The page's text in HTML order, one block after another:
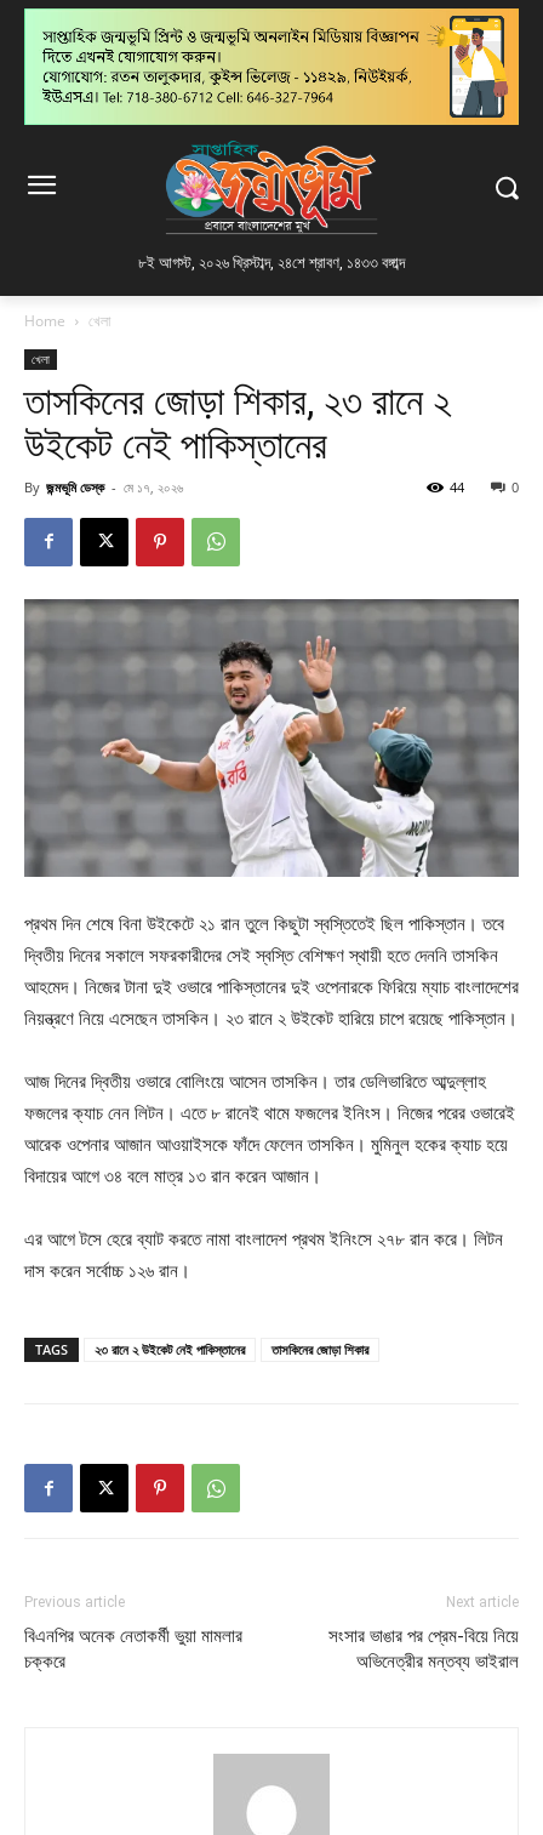
৮ই আগস্ট, ২০২৬ খ্রিস্টাব্দ, ২৪শে শ্রাবণ, ১৪৩৩ বঙ্গাব্দ
Home খেলা
খেলা
তাসকিনের জোড়া শিকার, ২৩ রানে ২
উইকেট নেই পাকিস্তানের
By জন্মভূমি ডেস্ক - মে ১৭, ২০২৬ 0
44
প্রথম দিন শেষে বিনা উইকেটে ২১ রান তুলে কিছুটা স্বস্তিতেই ছিল পাকিস্তান। তবে
দ্বিতীয় দিনের সকালে সফরকারীদের সেই স্বস্তি বেশিক্ষণ স্থায়ী হতে দেননি তাসকিন
আহমেদ। নিজের টানা দুই ওভারে পাকিস্তানের দুই ওপেনারকে ফিরিয়ে ম্যাচ বাংলাদেশের
নিয়ন্ত্রণে নিয়ে এসেছেন তাসকিন। ২৩ রানে ২ উইকেট হারিয়ে চাপে রয়েছে পাকিস্তান।
আজ দিনের দ্বিতীয় ওভারে বোলিংয়ে আসেন তাসকিন। তার ডেলিভারিতে আব্দুল্লাহ
ফজলের ক্যাচ নেন লিটন। এতে ৮ রানেই থামে ফজলের ইনিংস। নিজের পরের ওভারেই
আরেক ওপেনার আজান আওয়াইসকে ফাঁদে ফেলেন তাসকিন। মুমিনুল হকের ক্যাচ হয়ে
বিদায়ের আগে ৩৪ বলে মাত্র ১৩ রান করেন আজান।
এর আগে টসে হেরে ব্যাট করতে নামা বাংলাদেশ প্রথম ইনিংসে ২৭৮ রান করে। লিটন
দাস করেন সর্বোচ্চ ১২৬ রান।
TAGS ২৩ রানে ২ উইকেট নেই পাকিস্তানের তাসকিনের জোড়া শিকার
Previous article
বিএনপির অনেক নেতাকর্মী ভুয়া মামলার
চক্করে
Next article
সংসার ভাঙার পর প্রেম-বিয়ে নিয়ে
অভিনেত্রীর মন্তব্য ভাইরাল